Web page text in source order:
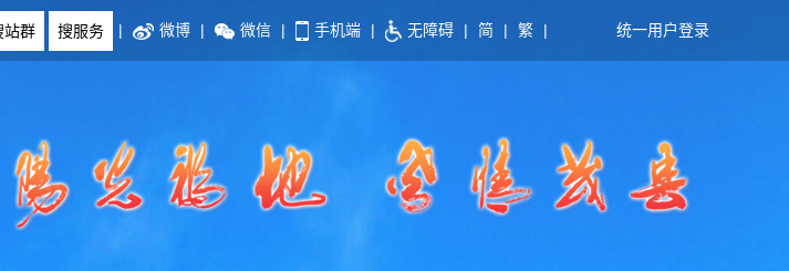
| 微博 | 微信 | 手机端 | 无障碍 | 简 | 繁 | 统一用户登录